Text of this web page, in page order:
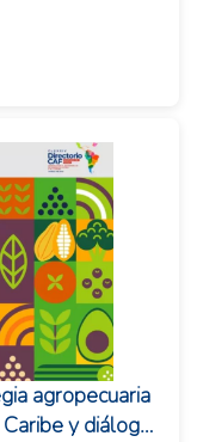
agropecuaria
y diálogo